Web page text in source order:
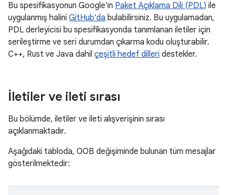
Bu spesifikasyonun Google'ın Paket Açıklama Dili (PDL) ile
uygulanmış halini GitHub'da bulabilirsiniz. Bu uygulamadan,
PDL derleyicisi bu spesifikasyonda tanımlanan iletiler için
serileştirme ve seri durumdan çıkarma kodu oluşturabilir.
C++, Rust ve Java dahil çeşitli hedef dilleri destekler.
İletiler ve ileti sırası
Bu bölümde, iletiler ve ileti alışverişinin sırası
açıklanmaktadır.
Aşağıdaki tabloda, OOB değişiminde bulunan tüm mesajlar
gösterilmektedir: